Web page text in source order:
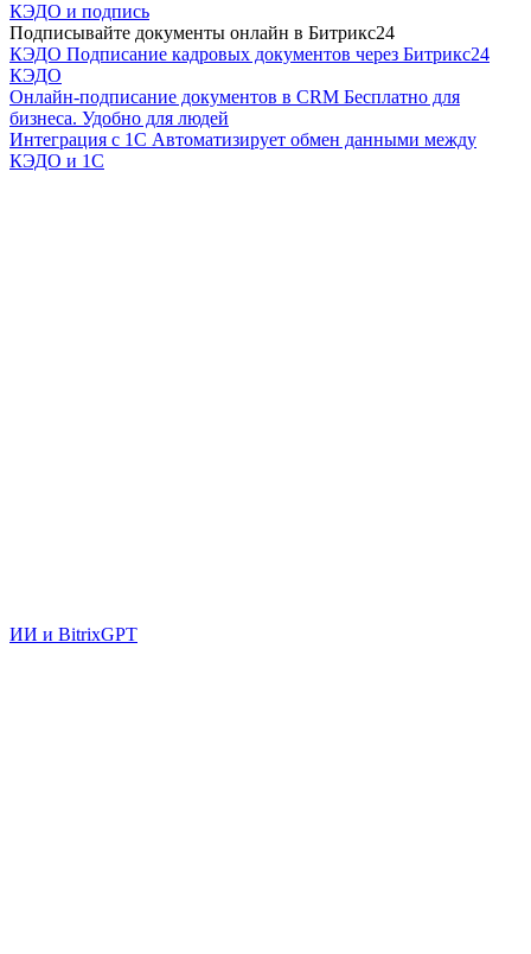
КЭДО и подпись
Подписывайте документы онлайн в Битрикс24
КЭДО Подписание кадровых документов через Битрикс24
КЭДО
Онлайн-подписание документов в CRM Бесплатно для
бизнеса. Удобно для людей
Интеграция с 1С Автоматизирует обмен данными между
КЭДО и 1С
ИИ и BitrixGPT